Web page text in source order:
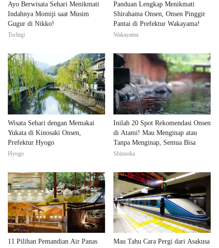
Ayo Berwisata Sehari Menikmati
Indahnya Momiji saat Musim
Gugur di Nikko!
Tochigi
Panduan Lengkap Menikmati
Shirahama Onsen, Onsen Pinggir
Pantai di Prefektur Wakayama!
Wakayama
Wisata Sehari dengan Memakai
Yukata di Kinosaki Onsen,
Prefektur Hyogo
Hyogo
Inilah 20 Spot Rekomendasi Onsen
di Atami! Mau Menginap atau
Tanpa Menginap, Semua Bisa
Shizuoka
11 Pilihan Pemandian Air Panas
Mau Tahu Cara Pergi dari Asakusa